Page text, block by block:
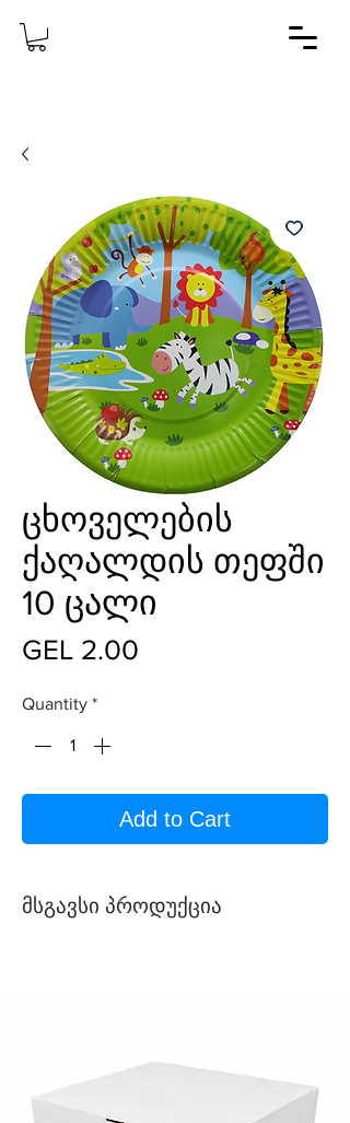
ცხოველების
ქაღალდის თეფში
10 ცალი
GEL 2.00
Quantity *
Add to Cart
მსგავსი პროდუქცია